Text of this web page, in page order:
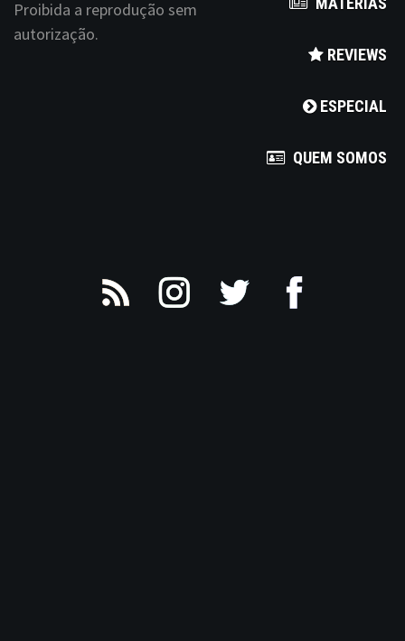
Proibida a reprodução sem
autorização.
REVIEWS
ESPECIAL
QUEM SOMOS